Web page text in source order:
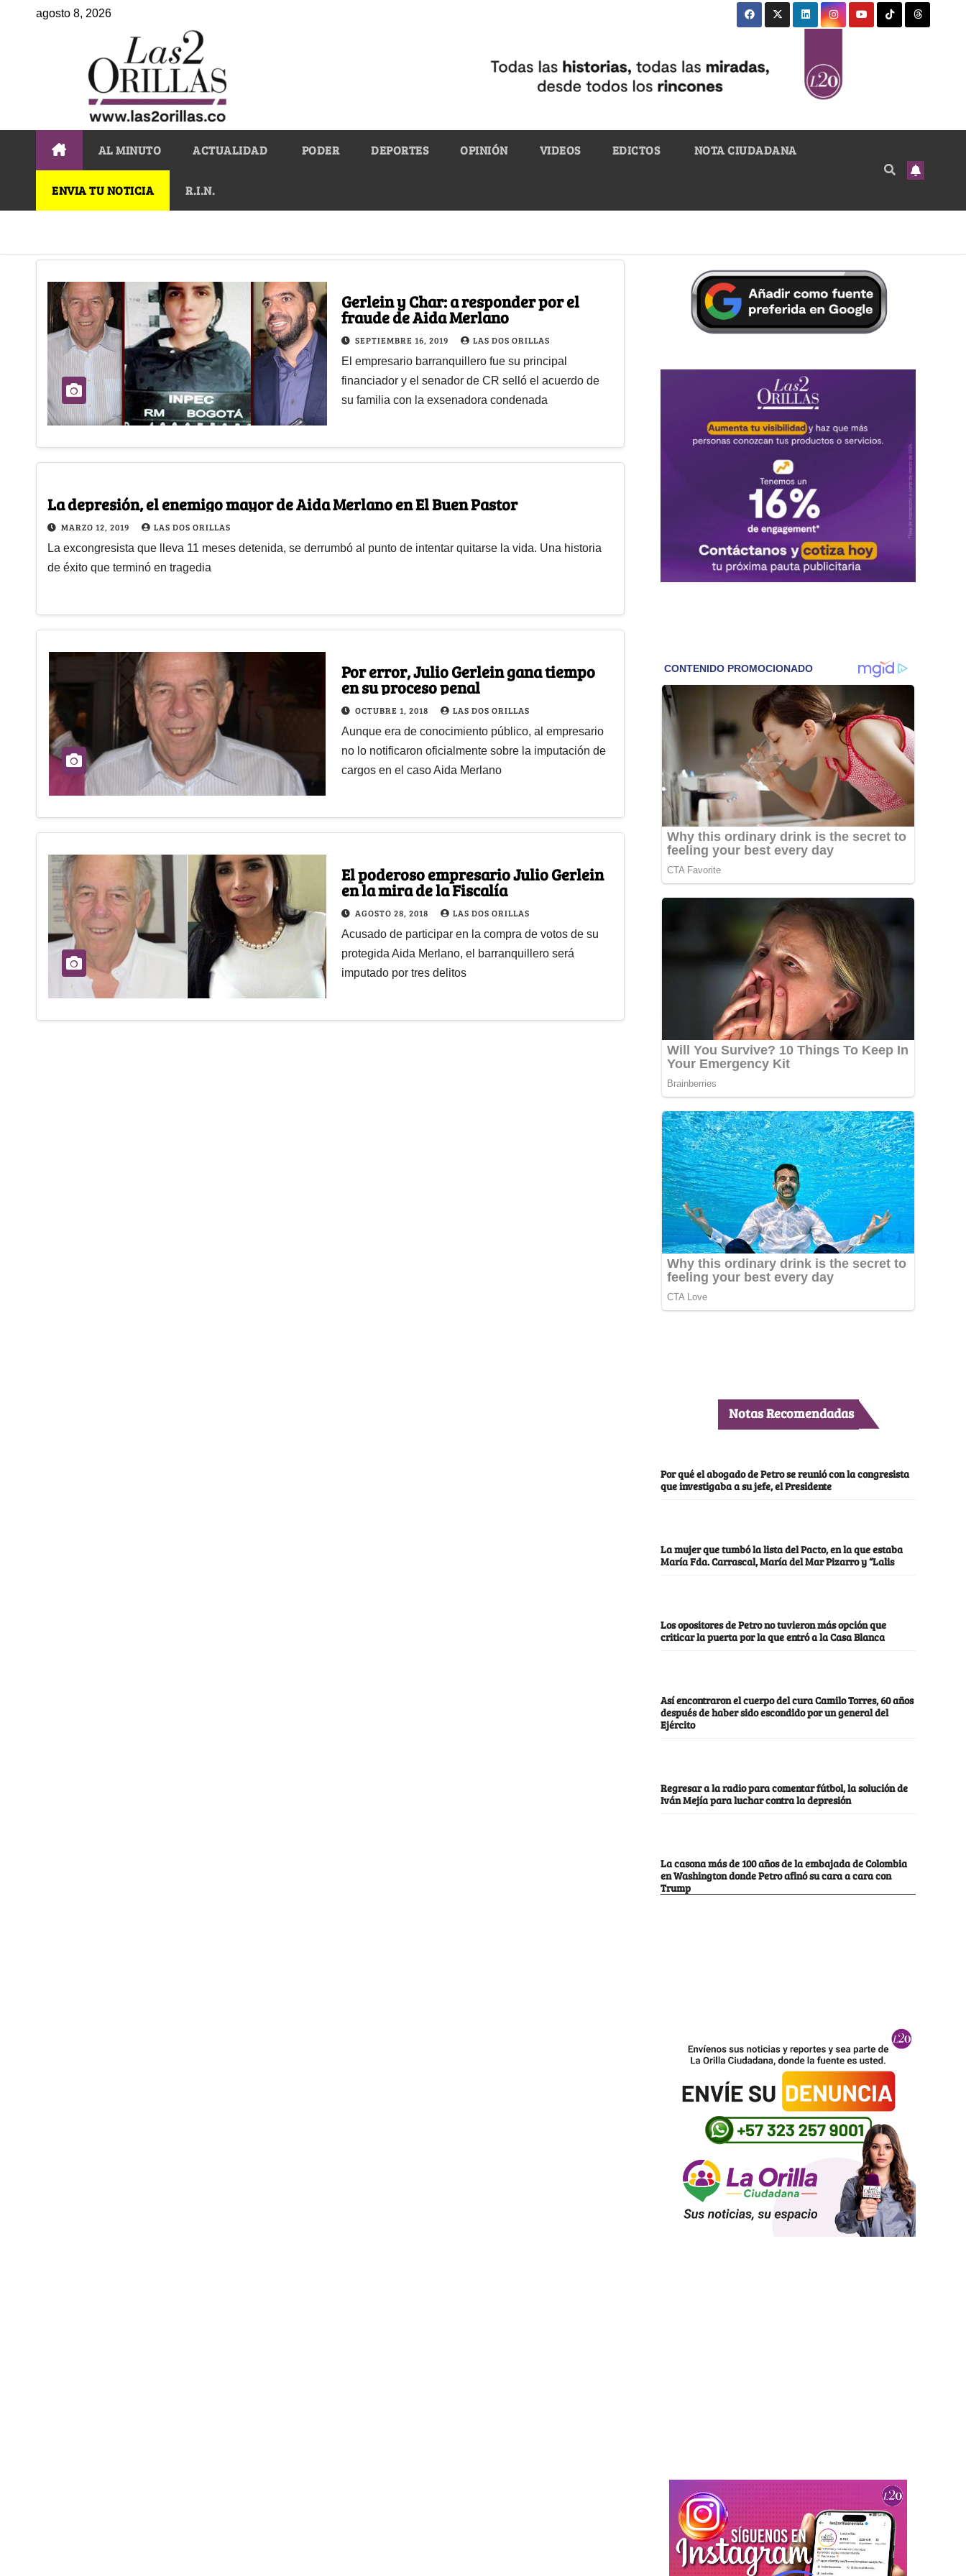
agosto 8, 2026
AL MINUTO ACTUALIDAD PODER DEPORTES OPINIÓN VIDEOS EDICTOS NOTA CIUDADANA
ENVIA TU NOTICIA R.I.N.
Gerlein y Char: a responder por el
fraude de Aida Merlano
SEPTIEMBRE 16, 2019 LAS DOS ORILLAS
El empresario barranquillero fue su principal
financiador y el senador de CR selló el acuerdo de
su familia con la exsenadora condenada
La depresión, el enemigo mayor de Aida Merlano en El Buen Pastor
MARZO 12, 2019 LAS DOS ORILLAS
La excongresista que lleva 11 meses detenida, se derrumbó al punto de intentar quitarse la vida. Una historia
de éxito que terminó en tragedia
Por error, Julio Gerlein gana tiempo
en su proceso penal
OCTUBRE 1, 2018 LAS DOS ORILLAS
Aunque era de conocimiento público, al empresario
no lo notificaron oficialmente sobre la imputación de
cargos en el caso Aida Merlano
El poderoso empresario Julio Gerlein
en la mira de la Fiscalía
AGOSTO 28, 2018 LAS DOS ORILLAS
Acusado de participar en la compra de votos de su
protegida Aida Merlano, el barranquillero será
imputado por tres delitos
Notas Recomendadas
Por qué el abogado de Petro se reunió con la congresista
que investigaba a su jefe, el Presidente
La mujer que tumbó la lista del Pacto, en la que estaba
María Fda. Carrascal, María del Mar Pizarro y “Lalis
Los opositores de Petro no tuvieron más opción que
criticar la puerta por la que entró a la Casa Blanca
Así encontraron el cuerpo del cura Camilo Torres, 60 años
después de haber sido escondido por un general del
Ejército
Regresar a la radio para comentar fútbol, la solución de
Iván Mejía para luchar contra la depresión
La casona más de 100 años de la embajada de Colombia
en Washington donde Petro afinó su cara a cara con
Trump